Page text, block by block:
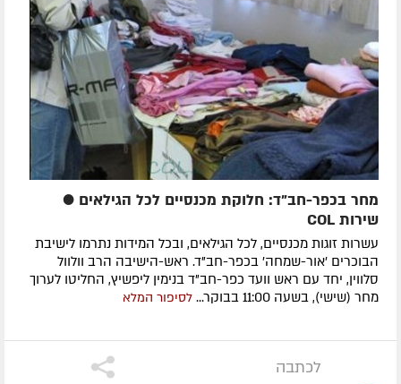
מחר בכפר-חב"ד: חלוקת מכנסיים לכל הגילאים ●
שירות COL
עשרות זוגות מכנסיים, לכל הגילאים, ובכל המידות נתרמו לישיבת
הבוכרים 'אור-שמחה' בכפר-חב"ד. ראש-הישיבה הרב וולוול
סלווין, יחד עם ראש וועד כפר-חב"ד בנימין ליפשיץ, החליטו לערוך
מחר (שישי), בשעה 11:00 בבוקר...
לסיפור המלא
לכתבה